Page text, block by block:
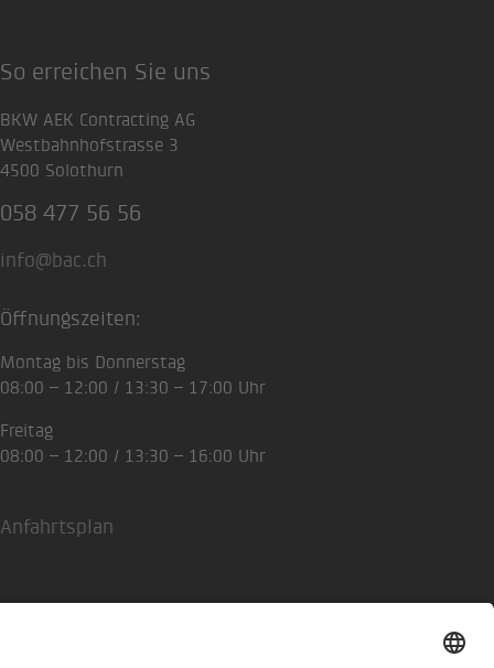
So erreichen Sie uns
BKW AEK Contracting AG
Westbahnhofstrasse 3
4500 Solothurn
058 477 56 56
info@bac.ch
Öffnungszeiten:
Montag bis Donnerstag
08:00 – 12:00 / 13:30 – 17:00 Uhr
Freitag
08:00 – 12:00 / 13:30 – 16:00 Uhr
Anfahrtsplan